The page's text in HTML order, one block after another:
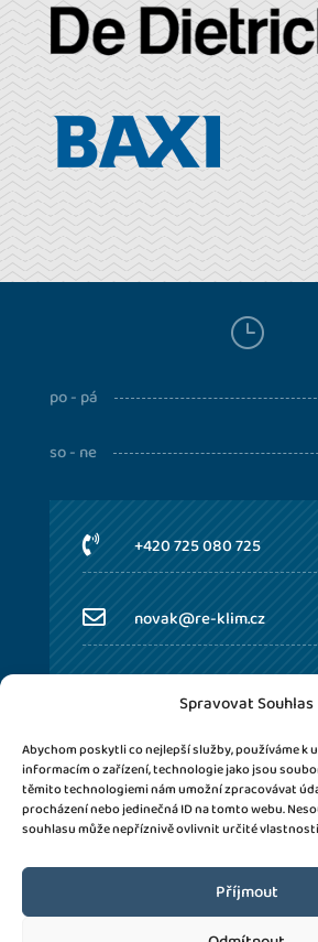
Spravovat Souhlas
Abychom poskytli co nejlepší služby, používáme k
informacím o zařízení, technologie jako jsou
těmito technologiemi nám umožní zpracovávat
procházení nebo jedinečná ID na tomto webu.
souhlasu může nepříznivě ovlivnit určité
Příjmout
}
po - pá
so - ne
 +420 725 080 725
 novak@re-klim.cz
Martinice v Krkonoších